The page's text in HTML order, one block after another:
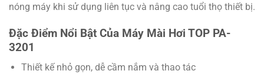
nóng máy khi sử dụng liên tục và nâng cao tuổi thọ thiết bị.
Đặc Điểm Nổi Bật Của Máy Mài Hơi TOP PA-
3201
Thiết kế nhỏ gọn, dễ cầm nắm và thao tác